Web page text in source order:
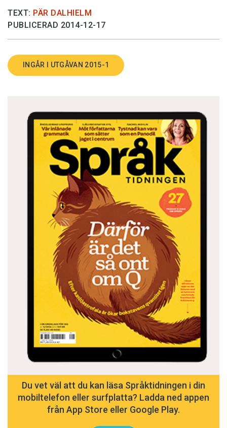
TEXT: PÄR DALHIELM
PUBLICERAD 2014-12-17
INGÅR I UTGÅVAN 2015-1
Du vet väl att du kan läsa Språktidningen i din
mobiltelefon eller surfplatta? Ladda ned appen
från App Store eller Google Play.